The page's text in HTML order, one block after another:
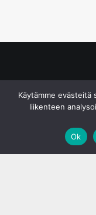
Käytämme evästeitä
liikenteen
Ok